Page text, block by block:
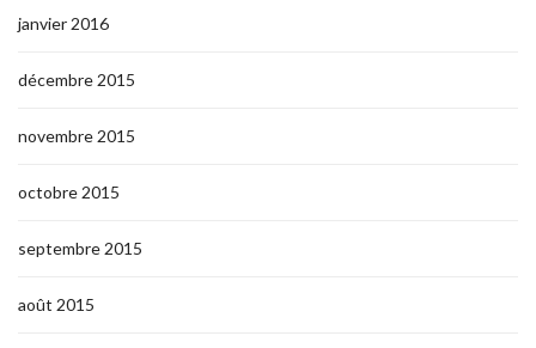
janvier 2016
décembre 2015
novembre 2015
octobre 2015
septembre 2015
août 2015